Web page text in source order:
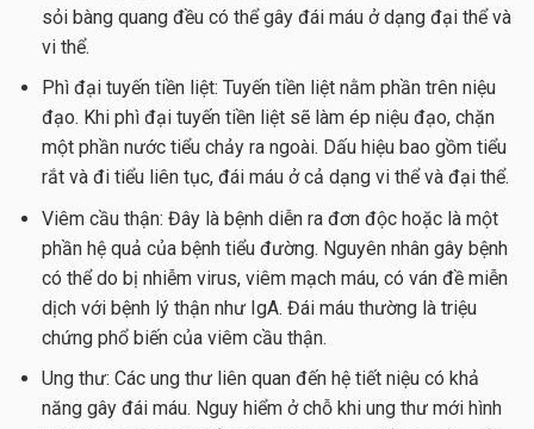
sỏi bàng quang đều có thể gây đái máu ở dạng đại thể và
vi thể.
Phì đại tuyến tiền liệt: Tuyến tiền liệt nằm phần trên niệu
đạo. Khi phì đại tuyến tiền liệt sẽ làm ép niệu đạo, chặn
một phần nước tiểu chảy ra ngoài. Dấu hiệu bao gồm tiểu
rắt và đi tiểu liên tục, đái máu ở cả dạng vi thể và đại thể.
Viêm cầu thận: Đây là bệnh diễn ra đơn độc hoặc là một
phần hệ quả của bệnh tiểu đường. Nguyên nhân gây bệnh
có thể do bị nhiễm virus, viêm mạch máu, có ván đề miễn
dịch với bệnh lý thận như IgA. Đái máu thường là triệu
chứng phổ biến của viêm cầu thận.
Ung thư: Các ung thư liên quan đến hệ tiết niệu có khả
năng gây đái máu. Nguy hiểm ở chỗ khi ung thư mới hình